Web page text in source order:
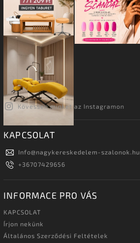
Kövessen minket az Instagramon
KAPCSOLAT
Info@nagykereskedelem-szalonok.hu
+36707429656
INFORMACE PRO VÁS
KAPCSOLAT
Írjon nekünk
Általános Szerződési Feltételek